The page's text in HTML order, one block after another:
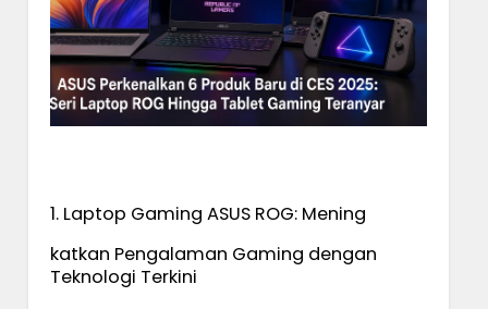
1. Laptop Gaming ASUS ROG: Mening
katkan Pengalaman Gaming dengan
Teknologi Terkini